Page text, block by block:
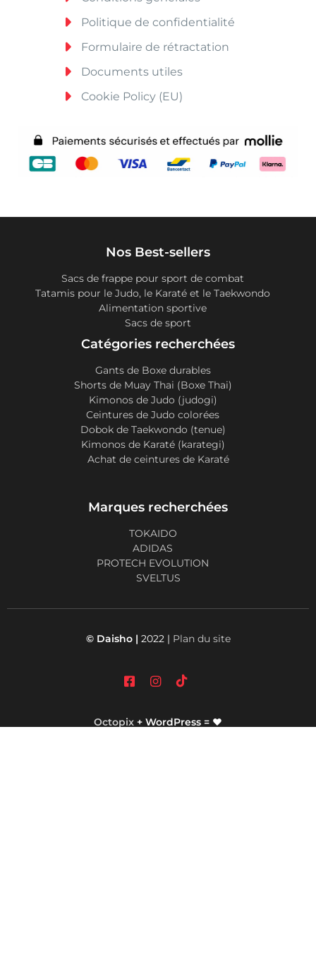
Politique de confidentialité
Formulaire de rétractation
Documents utiles
Cookie Policy (EU)
Nos Best-sellers
Sacs de frappe pour sport de combat
Tatamis pour le Judo, le Karaté et le Taekwondo
Alimentation sportive
Sacs de sport
Catégories recherchées
Gants de Boxe durables
Shorts de Muay Thai (Boxe Thai)
Kimonos de Judo (judogi)
Ceintures de Judo colorées
Dobok de Taekwondo (tenue)
Kimonos de Karaté (karategi)
Achat de ceintures de Karaté
Marques recherchées
TOKAIDO
ADIDAS
PROTECH EVOLUTION
SVELTUS
© Daisho | 2022 | Plan du site
Octopix + WordPress = ❤